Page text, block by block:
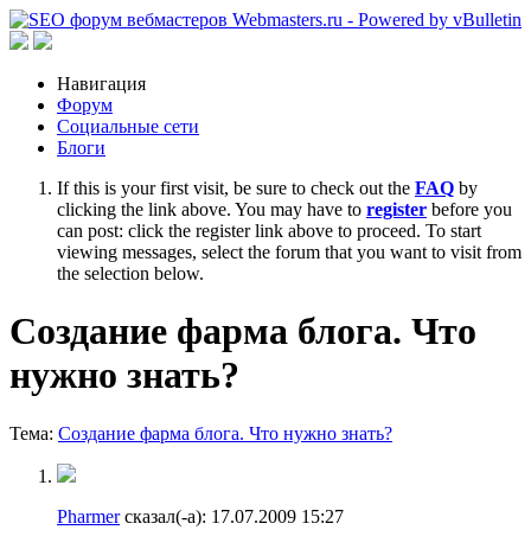
Навигация
Форум
Cоциальные сети
Блоги
If this is your first visit, be sure to check out the FAQ by
clicking the link above. You may have to register before you
can post: click the register link above to proceed. To start
viewing messages, select the forum that you want to visit from
the selection below.
Создание фарма блога. Что
нужно знать?
Тема: Создание фарма блога. Что нужно знать?
Pharmerсказал(-а): 17.07.2009 15:27